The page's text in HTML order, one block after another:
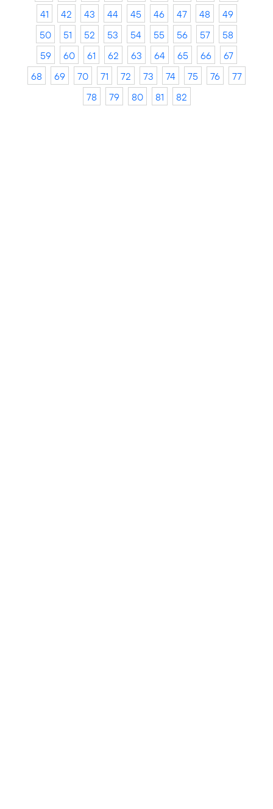
41
42 43 44 45 46 47 48
49
50
51 52 53 54 55 56 57
58
59
60 61 62 63 64 65 66
67
68
69 70 71 72 73 74 75 76
77
78
79 80 81 82